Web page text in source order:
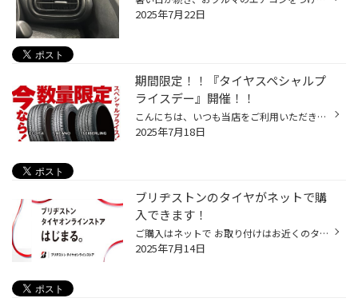
2025年7月22日
期間限定！！『タイヤスペシャルプ
ライスデー』開催！！
こんにちは、いつも当店をご利用いただきましてありがとうございます。 本日より、コクピット・タイヤ館におきまして、 期間限定！ サイズ限定！！ 数量限定！！！ お得にお買い求めいただける、「タイヤスペシャルプライスデー」がスタートします！ お得なタイヤのご紹介！！ ワゴンR、N-BOX、タン...
2025年7月18日
ブリヂストンのタイヤがネットで購
入できます！
ご購入はネットで お取り付けはお近くのタイヤ館で 便利なオンラインストアで タイヤの購入してみませんか？ オンラインストアでのブリヂストンタイヤの購入が 【楽に】【お得に】アフターフォローも【充実】 インターネットでタイヤを購入すると 自宅に届くんじゃないか… 置き場所に困る…などの 不...
2025年7月14日